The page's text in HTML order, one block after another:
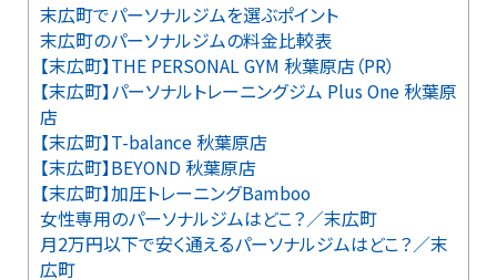
末広町でパーソナルジムを選ぶポイント
末広町のパーソナルジムの料金比較表
【末広町】THE PERSONAL GYM 秋葉原店（PR）
【末広町】パーソナルトレーニングジム Plus One 秋葉原
店
【末広町】T-balance 秋葉原店
【末広町】BEYOND 秋葉原店
【末広町】加圧トレーニングBamboo
女性専用のパーソナルジムはどこ？／末広町
月2万円以下で安く通えるパーソナルジムはどこ？／末
広町